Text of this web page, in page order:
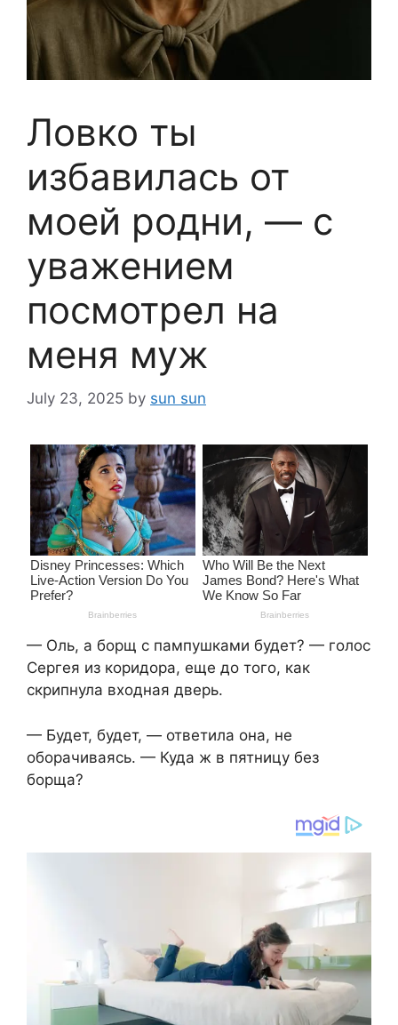
Ловко ты
избавилась от
моей родни, — с
уважением
посмотрел на
меня муж
July 23, 2025 by sun sun
— Оль, а борщ с пампушками будет? — голос
Сергея из коридора, еще до того, как
скрипнула входная дверь.
— Будет, будет, — ответила она, не
оборачиваясь. — Куда ж в пятницу без
борща?